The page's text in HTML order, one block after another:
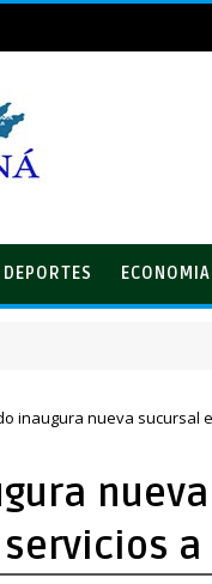
DEPORTES ECONOMIA
inaugura nueva sucursal